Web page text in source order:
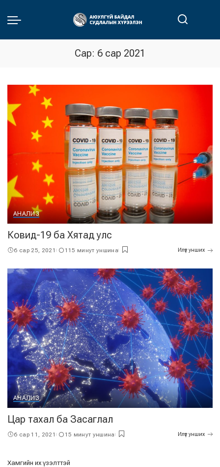
Сар: 6 сар 2021
АНАЛИЗ
Ковид-19 ба Хятад улс
6 сар 25, 2021 115 минут уншина Илүүг унших
АНАЛИЗ
Цар тахал ба Засаглал
6 сар 11, 2021 15 минут уншина Илүүг унших
Хамгийн их үзэлттэй